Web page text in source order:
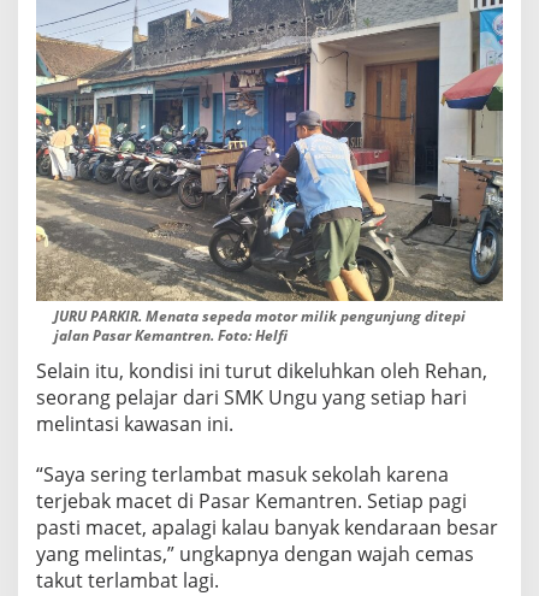
JURU PARKIR. Menata sepeda motor milik pengunjung ditepi
jalan Pasar Kemantren. Foto: Helfi
Selain itu, kondisi ini turut dikeluhkan oleh Rehan,
seorang pelajar dari SMK Ungu yang setiap hari
melintasi kawasan ini.
“Saya sering terlambat masuk sekolah karena
terjebak macet di Pasar Kemantren. Setiap pagi
pasti macet, apalagi kalau banyak kendaraan besar
yang melintas,” ungkapnya dengan wajah cemas
takut terlambat lagi.